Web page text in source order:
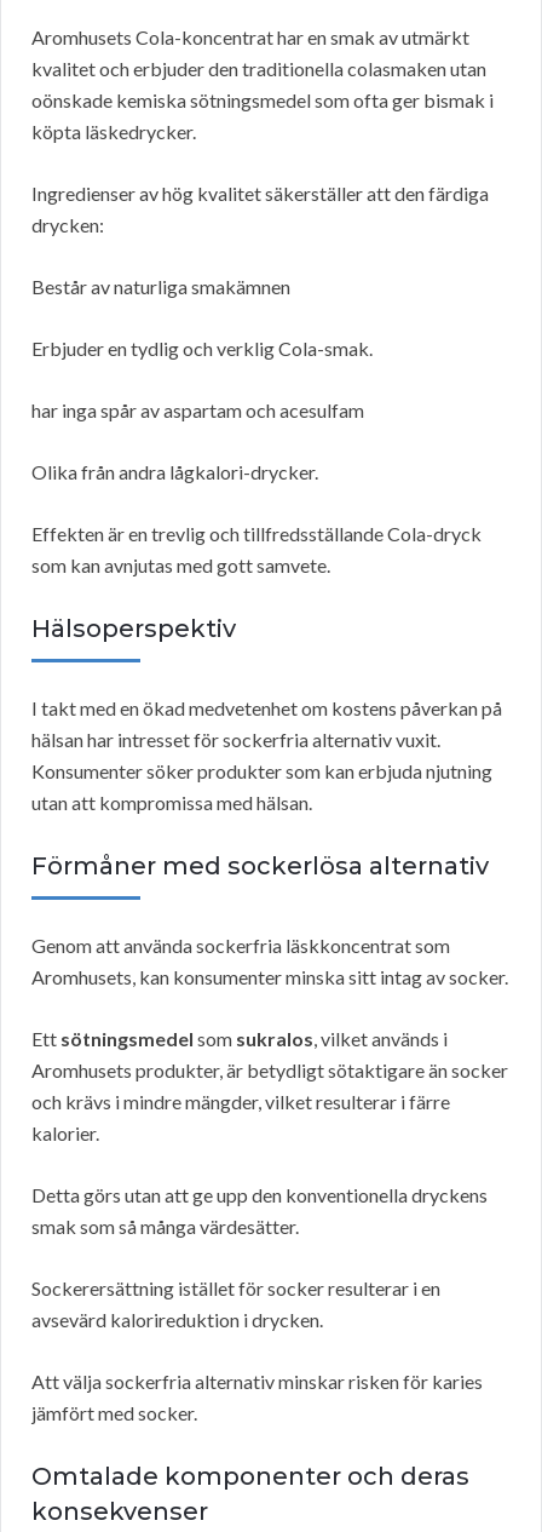
Aromhusets Cola-koncentrat har en smak av utmärkt
kvalitet och erbjuder den traditionella colasmaken utan
oönskade kemiska sötningsmedel som ofta ger bismak i
köpta läskedrycker.
Ingredienser av hög kvalitet säkerställer att den färdiga
drycken:
Består av naturliga smakämnen
Erbjuder en tydlig och verklig Cola-smak.
har inga spår av aspartam och acesulfam
Olika från andra lågkalori-drycker.
Effekten är en trevlig och tillfredsställande Cola-dryck
som kan avnjutas med gott samvete.
Hälsoperspektiv
I takt med en ökad medvetenhet om kostens påverkan på
hälsan har intresset för sockerfria alternativ vuxit.
Konsumenter söker produkter som kan erbjuda njutning
utan att kompromissa med hälsan.
Förmåner med sockerlösa alternativ
Genom att använda sockerfria läskkoncentrat som
Aromhusets, kan konsumenter minska sitt intag av socker.
Ett sötningsmedel som sukralos, vilket används i
Aromhusets produkter, är betydligt sötaktigare än socker
och krävs i mindre mängder, vilket resulterar i färre
kalorier.
Detta görs utan att ge upp den konventionella dryckens
smak som så många värdesätter.
Sockerersättning istället för socker resulterar i en
avsevärd kalorireduktion i drycken.
Att välja sockerfria alternativ minskar risken för karies
jämfört med socker.
Omtalade komponenter och deras
konsekvenser